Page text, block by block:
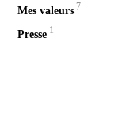
Mes valeurs 7
Presse 1